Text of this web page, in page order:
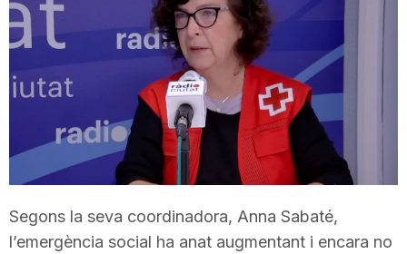
d
a
r
Segons la seva coordinadora, Anna Sabaté,
l’emergència social ha anat augmentant i encara no